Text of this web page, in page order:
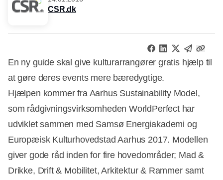
CSR.dk
En ny guide skal give kulturarrangører gratis hjælp til
at gøre deres events mere bæredygtige.
Hjælpen kommer fra Aarhus Sustainability Model,
som rådgivningsvirksomheden WorldPerfect har
udviklet sammen med Samsø Energiakademi og
Europæisk Kulturhovedstad Aarhus 2017. Modellen
giver gode råd inden for fire hovedområder; Mad &
Drikke, Drift & Mobilitet, Arkitektur & Rammer samt